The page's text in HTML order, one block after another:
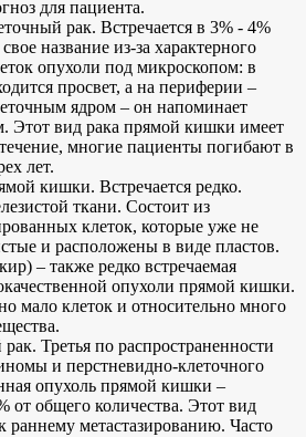
для пациента.
рак. Встречается в 3% - 4%
название из-за характерного
опухоли под микроскопом: в
просвет, а на периферии –
ядром – он напоминает
Этот вид рака прямой кишки имеет
многие пациенты погибают в
лет.
кишки. Встречается редко.
ткани. Состоит из
клеток, которые уже не
и расположены в виде пластов.
– также редко встречаемая
опухоли прямой кишки.
мало клеток и относительно много
Третья по распространенности
и перстневидно-клеточного
опухоль прямой кишки –
от общего количества. Этот вид
раннему метастазированию. Часто